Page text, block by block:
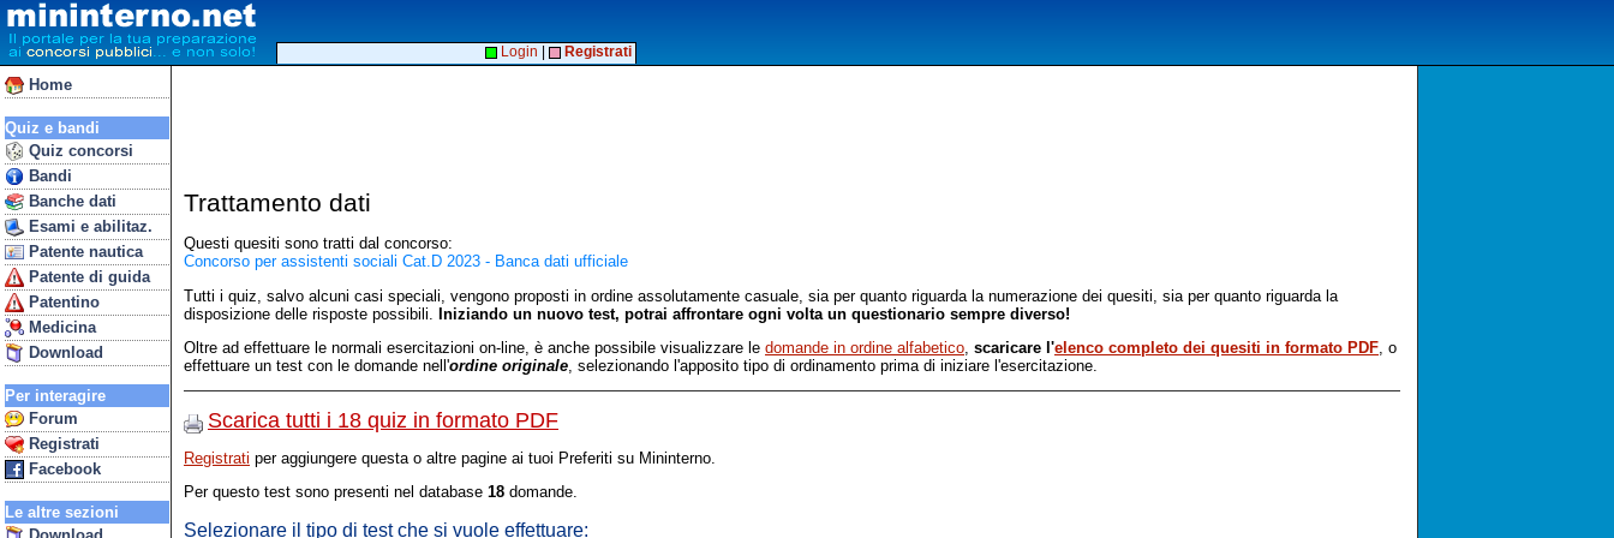
Home
Quiz e bandi
Quiz concorsi
Bandi
Banche dati
Esami e abilitaz.
Patente nautica
Patente di guida
Patentino
Medicina
Download
Per interagire
Forum
Registrati
Facebook
Le altre sezioni
Login Registrati
Trattamento dati
Questi quesiti sono tratti dal concorso:
Concorso per assistenti sociali Cat.D 2023 - Banca dati ufficiale
Tutti i quiz, salvo alcuni casi speciali, vengono proposti in ordine assolutamente casuale, sia per quanto riguarda la numerazione dei quesiti, sia per quanto riguarda la
disposizione delle risposte possibili. Iniziando un nuovo test, potrai affrontare ogni volta un questionario sempre diverso!
Oltre ad effettuare le normali esercitazioni on-line, è anche possibile visualizzare le domande in ordine alfabetico scaricare l'elenco completo dei quesiti in formato PDF , o
effettuare un test con le domande nell'ordine originale , selezionando l'apposito tipo di ordinamento prima di iniziare l'esercitazione.
Scarica tutti i 18 quiz in formato PDF
Registrati per aggiungere questa o altre pagine ai tuoi Preferiti su Mininterno.
Per questo test sono presenti nel database 18 domande.
Selezionare il tipo di test che si vuole effettuare: